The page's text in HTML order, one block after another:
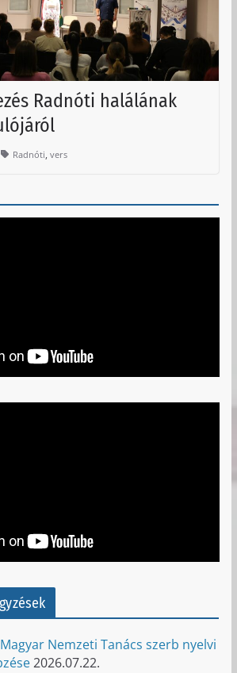
Radnóti halálának
Radnóti, vers
Nemzeti Tanács szerb nyelvi
2026.07.22.